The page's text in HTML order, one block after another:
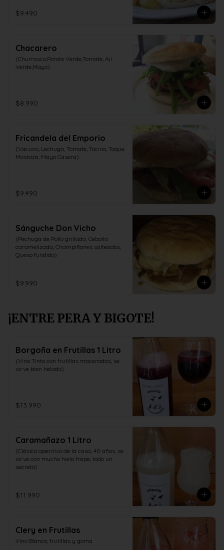
$9.490
Chacarero
(Churrasco,Poroto Verde,Tomate, Ají
Verde,Mayo)
$8.990
Fricandela del Emporio
(Vacuno, Lechuga, Tomate, Tocino, Toque
Mostaza, Mayo Casera)
$9.490
Sánguche Don Vicho
(Pechuga de Pollo grillada, Cebolla
caramelizada, Champiñones salteados,
Queso fundido)
$9.990
¡ENTRE PERA Y BIGOTE!
Borgoña en Frutillas 1 Litro
(Vino Tinto con frutillas maceradas, se
sirve bien helado)
$13.990
Caramañazo 1 Litro
(Clásico aperitivo de la casa, 40 años, se
sirve con mucho hielo frape, todo un
secreto)
$11.990
Clery en Frutillas
Vino Blanco, frutillas y goma